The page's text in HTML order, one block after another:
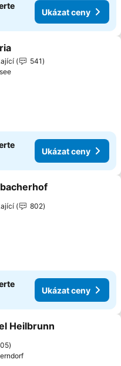
Ukázat ceny
na seznam oblíbených
541
Ukázat ceny
na seznam oblíbených
802
Ukázat ceny
na seznam oblíbených
Heilbrunn